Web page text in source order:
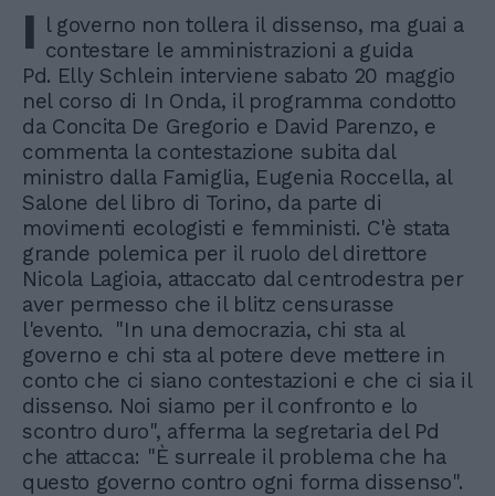
I l governo non tollera il dissenso, ma guai a
contestare le amministrazioni a guida
Pd. Elly Schlein interviene sabato 20 maggio
nel corso di In Onda, il programma condotto
da Concita De Gregorio e David Parenzo, e
commenta la contestazione subita dal
ministro dalla Famiglia, Eugenia Roccella, al
Salone del libro di Torino, da parte di
movimenti ecologisti e femministi. C'è stata
grande polemica per il ruolo del direttore
Nicola Lagioia, attaccato dal centrodestra per
aver permesso che il blitz censurasse
l'evento. "In una democrazia, chi sta al
governo e chi sta al potere deve mettere in
conto che ci siano contestazioni e che ci sia il
dissenso. Noi siamo per il confronto e lo
scontro duro", afferma la segretaria del Pd
che attacca: "È surreale il problema che ha
questo governo contro ogni forma dissenso".